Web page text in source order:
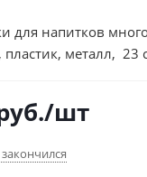
для напитков
пластик, металл, 23
/шт